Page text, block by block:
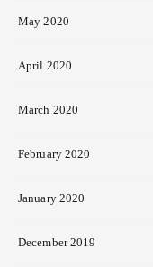
May 2020
April 2020
March 2020
February 2020
January 2020
December 2019